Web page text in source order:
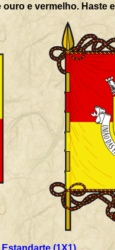
e vermelho. Haste
(1X1)